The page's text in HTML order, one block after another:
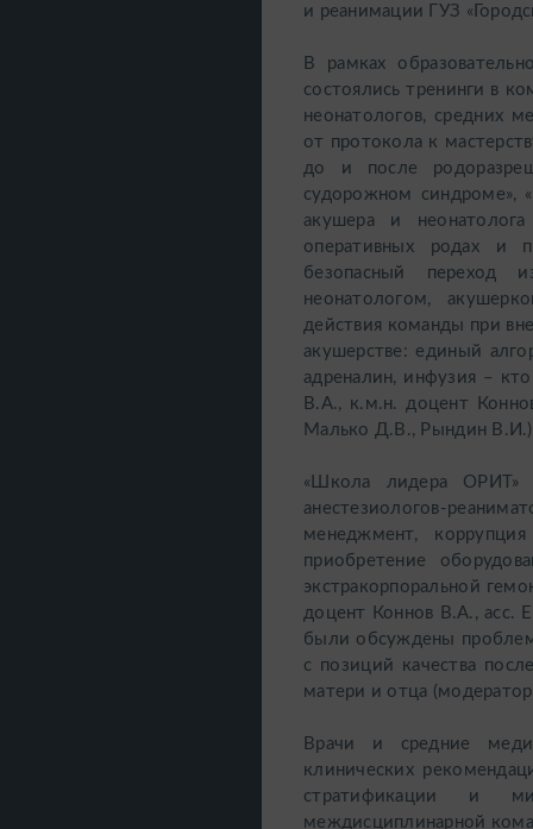
и реанимации ГУЗ
В рамках
состоялись тренинги в
неонатологов, средних
от протокола к
до и после
судорожном синдроме»,
акушера и
оперативных родах и
безопасный переход
неонатологом,
действия команды при
акушерстве: единый
адреналин, инфузия –
В.А., к.м.н. доцент
Малько Д.В., Рындин
«Школа лидера ОРИТ»
анестезиологов-
менеджмент,
приобретение
экстракорпоральной
доцент Коннов В.А., асс.
были обсуждены
с позиций качества
матери и отца
Врачи и средние
клинических
стратификации и
междисциплинарной